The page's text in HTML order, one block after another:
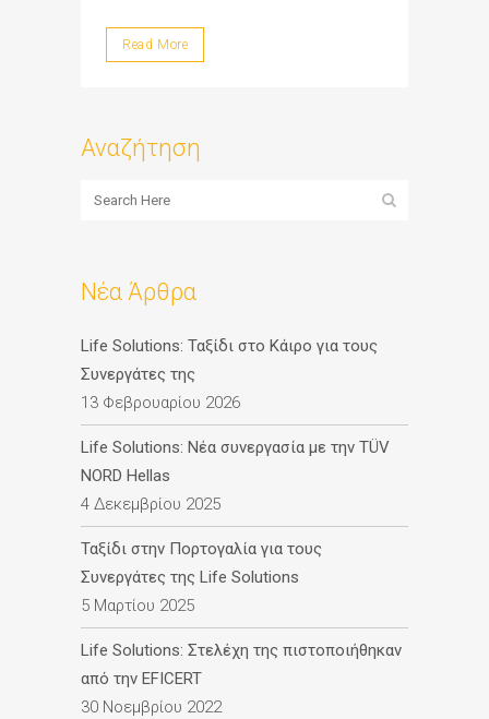
Read More
Αναζήτηση
Νέα Άρθρα
Life Solutions: Ταξίδι στο Κάιρο για τους
Συνεργάτες της
13 Φεβρουαρίου 2026
Life Solutions: Νέα συνεργασία με την TÜV
NORD Hellas
4 Δεκεμβρίου 2025
Ταξίδι στην Πορτογαλία για τους
Συνεργάτες της Life Solutions
5 Μαρτίου 2025
Life Solutions: Στελέχη της πιστοποιήθηκαν
από την EFICERT
30 Νοεμβρίου 2022